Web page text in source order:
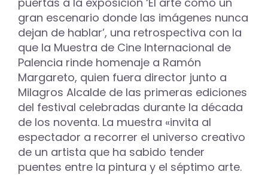
de
abril
gran escenario donde las imágenes nunca
dejan de hablar’, una retrospectiva con la
que la Muestra de Cine Internacional de
Palencia rinde homenaje a Ramón
Margareto, quien fuera director junto a
Milagros Alcalde de las primeras ediciones
del festival celebradas durante la década
de los noventa. La muestra «invita al
espectador a recorrer el universo creativo
de un artista que ha sabido tender
puentes entre la pintura y el séptimo arte.